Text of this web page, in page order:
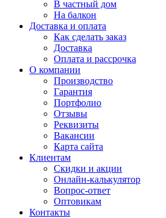
В частный дом
На балкон
Доставка и оплата
Как сделать заказ
Доставка
Оплата и рассрочка
О компании
Производство
Гарантия
Портфолио
Отзывы
Реквизиты
Вакансии
Карта сайта
Клиентам
Скидки и акции
Онлайн-калькулятор
Вопрос-ответ
Оптовикам
Контакты